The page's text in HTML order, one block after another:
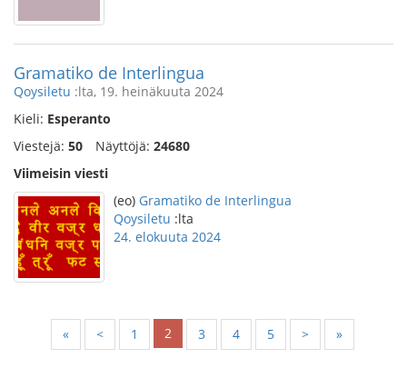
Gramatiko de Interlingua
Qoysiletu :lta, 19. heinäkuuta 2024
Kieli: Esperanto
Viestejä: 50 Näyttöjä: 24680
Viimeisin viesti
(eo) Gramatiko de Interlingua
Qoysiletu :lta
24. elokuuta 2024
« < 1 2 3 4 5 > »